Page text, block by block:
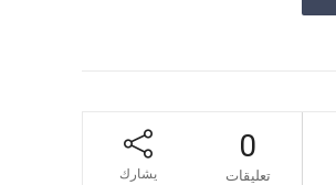
0
تعليقات يشارك